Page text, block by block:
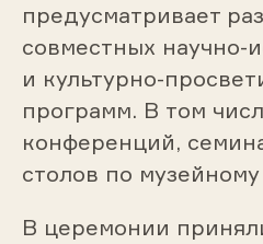
предусматривает
совместных научно-
и культурно-
программ. В том
конференций,
столов по
В церемонии